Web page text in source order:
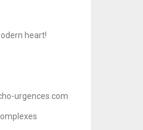
heart!
urgences.com